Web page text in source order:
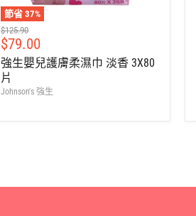
節省37%
建
議
零
售
價
$125.90
售
價
$79.00
強生嬰兒護膚柔濕巾 淡香 3X80
片
Johnson's 強生